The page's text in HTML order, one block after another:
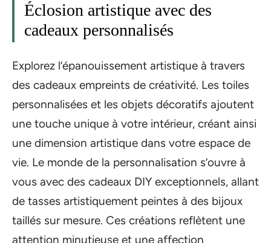
Éclosion artistique avec des
cadeaux personnalisés
Explorez l’épanouissement artistique à travers
des cadeaux empreints de créativité. Les toiles
personnalisées et les objets décoratifs ajoutent
une touche unique à votre intérieur, créant ainsi
une dimension artistique dans votre espace de
vie. Le monde de la personnalisation s’ouvre à
vous avec des cadeaux DIY exceptionnels, allant
de tasses artistiquement peintes à des bijoux
taillés sur mesure. Ces créations reflètent une
attention minutieuse et une affection